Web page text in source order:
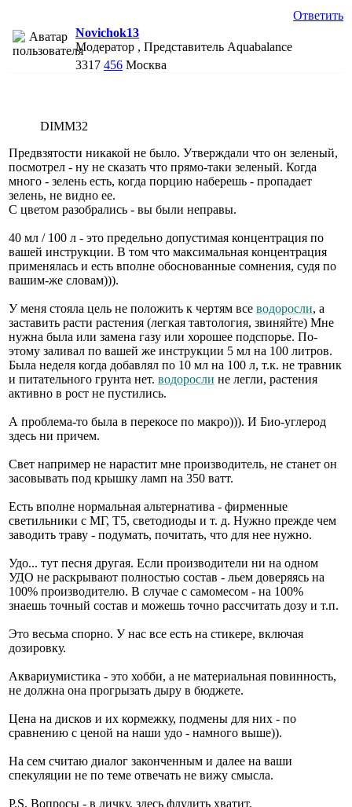
Ответить
Novichok13
Модератор , Представитель Aquabalance
3317 456 Москва
DIMM32
Предвзятости никакой не было. Утверждали что он зеленый,
посмотрел - ну не сказать что прямо-таки зеленый. Когда
много - зелень есть, когда порцию наберешь - пропадает
зелень, не видно ее.
С цветом разобрались - вы были неправы.
40 мл / 100 л - это предельно допустимая концентрация по
вашей инструкции. В том что максимальная концентрация
применялась и есть вполне обоснованные сомнения, судя по
вашим-же словам))).
У меня стояла цель не положить к чертям все водоросли, а
заставить расти растения (легкая тавтология, звиняйте) Мне
нужна была или замена газу или хорошее подспорье. По-
этому заливал по вашей же инструкции 5 мл на 100 литров.
Была неделя когда добавлял по 10 мл на 100 л, т.к. не травник
и питательного грунта нет. водоросли не легли, растения
активно в рост не пустились.
А проблема-то была в перекосе по макро))). И Био-углерод
здесь ни причем.
Свет например не нарастит мне производитель, не станет он
засовывать под крышку ламп на 350 ватт.
Есть вполне нормальная альтернатива - фирменные
светильники с МГ, Т5, светодиоды и т. д. Нужно прежде чем
заводить траву - подумать, почитать, что для нее нужно.
Удо... тут песня другая. Если производители ни на одном
УДО не раскрывают полностью состав - льем доверяясь на
100% производителю. В случае с самомесом - на 100%
знаешь точный состав и можешь точно рассчитать дозу и т.п.
Это весьма спорно. У нас все есть на стикере, включая
дозировку.
Аквариумистика - это хобби, а не материальная повинность,
не должна она прогрызать дыру в бюджете.
Цена на дисков и их кормежку, подмены для них - по
сравнению с ценой на наши удо - намного выше)).
На сем считаю диалог законченным и далее на ваши
спекуляции не по теме отвечать не вижу смысла.
P.S. Вопросы - в личку, здесь флудить хватит.